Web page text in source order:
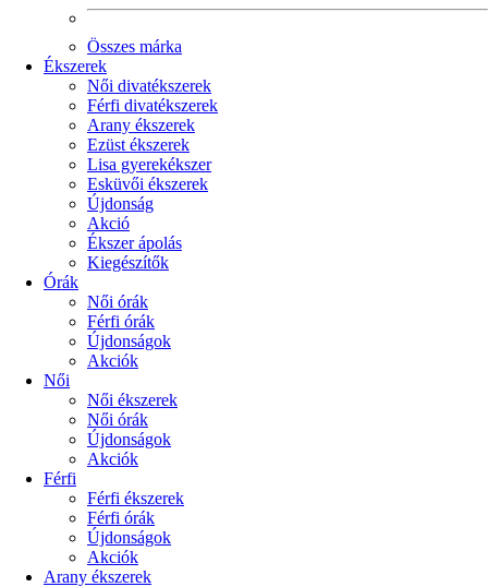
Összes márka
Ékszerek
Női divatékszerek
Férfi divatékszerek
Arany ékszerek
Ezüst ékszerek
Lisa gyerekékszer
Esküvői ékszerek
Újdonság
Akció
Ékszer ápolás
Kiegészítők
Órák
Női órák
Férfi órák
Újdonságok
Akciók
Női
Női ékszerek
Női órák
Újdonságok
Akciók
Férfi
Férfi ékszerek
Férfi órák
Újdonságok
Akciók
Arany ékszerek